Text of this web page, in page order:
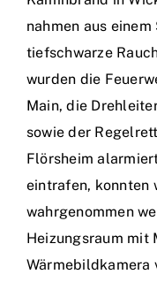
nahmen aus
tiefschwarze
wurden die
Main, die
sowie der
Flörsheim
eintrafen, konnten
wahrgenommen
Heizungsraum mit
Wärmebildkamera